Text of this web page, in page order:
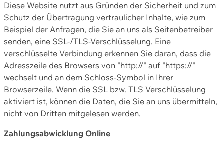
Diese Website nutzt aus Gründen der Sicherheit und zum
Schutz der Übertragung vertraulicher Inhalte, wie zum
Beispiel der Anfragen, die Sie an uns als Seitenbetreiber
senden, eine SSL-/TLS-Verschlüsselung. Eine
verschlüsselte Verbindung erkennen Sie daran, dass die
Adresszeile des Browsers von "http://" auf "https://"
wechselt und an dem Schloss-Symbol in Ihrer
Browserzeile. Wenn die SSL bzw. TLS Verschlüsselung
aktiviert ist, können die Daten, die Sie an uns übermitteln,
nicht von Dritten mitgelesen werden.
Zahlungsabwicklung Online